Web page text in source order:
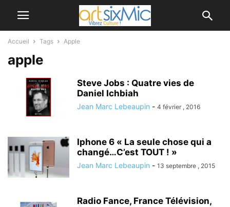
Accueil Tags Apple
apple
Steve Jobs : Quatre vies de
Daniel Ichbiah
Jean Marc Lebeaupin - 4 février , 2016
Iphone 6 « La seule chose qui a
changé…C’est TOUT ! »
Jean Marc Lebeaupin - 13 septembre , 2015
Radio Fance, France Télévision,